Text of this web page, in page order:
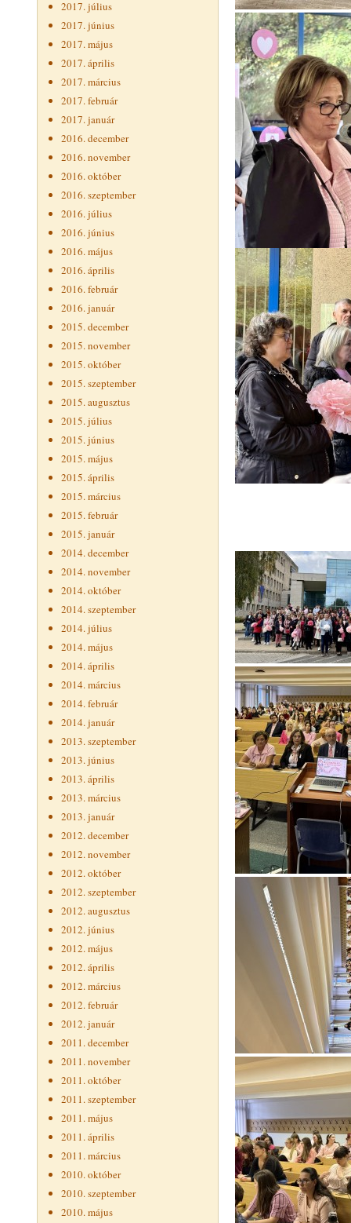
2017. július
2017. június
2017. május
2017. április
2017. március
2017. február
2017. január
2016. december
2016. november
2016. október
2016. szeptember
2016. július
2016. június
2016. május
2016. április
2016. február
2016. január
2015. december
2015. november
2015. október
2015. szeptember
2015. augusztus
2015. július
2015. június
2015. május
2015. április
2015. március
2015. február
2015. január
2014. december
2014. november
2014. október
2014. szeptember
2014. július
2014. május
2014. április
2014. március
2014. február
2014. január
2013. szeptember
2013. június
2013. április
2013. március
2013. január
2012. december
2012. november
2012. október
2012. szeptember
2012. augusztus
2012. június
2012. május
2012. április
2012. március
2012. február
2012. január
2011. december
2011. november
2011. október
2011. szeptember
2011. május
2011. április
2011. március
2010. október
2010. szeptember
2010. május